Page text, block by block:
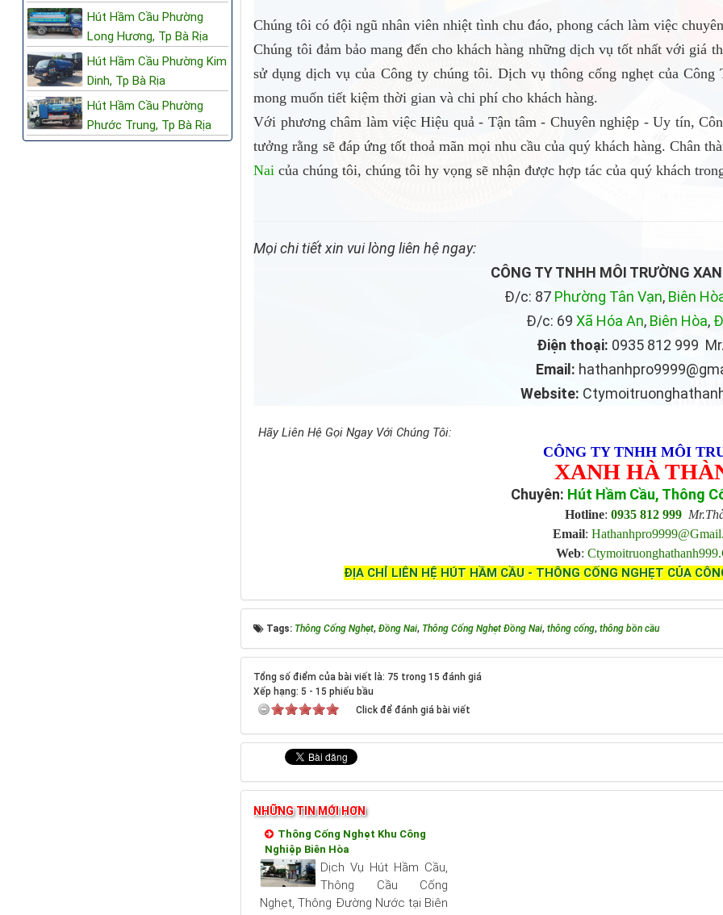
Chúng tôi có đội ngũ nhân viên nhiệt tình chu đáo, phong cách làm việc
Chúng tôi đảm bảo mang đến cho khách hàng những dịch vụ tốt nhất với giá
sử dụng dịch vụ của Công ty chúng tôi. Dịch vụ thông cống nghẹt của
mong muốn tiết kiệm thời gian và chi phí cho khách hàng.
Với phương châm làm việc Hiệu quả - Tận tâm - Chuyên nghiệp - Uy tín,
tưởng rằng sẽ đáp ứng tốt thoả mãn mọi nhu cầu của quý khách hàng. Chân
Nai của chúng tôi, chúng tôi hy vọng sẽ nhận được hợp tác của quý khách
Mọi chi tiết xin vui lòng liên hệ ngay:
CÔNG TY TNHH MÔI TRƯỜNG
Đ/c: 87 Phường Tân Vạn, Biên
Đ/c: 69Xã Hóa An, Biên Hòa,
Điện thoại: 0935 812 999
Email:
Website:
Hãy Liên Hệ Gọi Ngay Với Chúng Tôi:
CÔNG TY TNHH MÔI
XANH HÀ
Chuyên: Hút Hầm Cầu, Thông
Hotline: 0935 812 999
Email:
Web:
ĐỊA CHỈ LIÊN HỆ HÚT HẦM CẦU - THÔNG CỐNG NGHẸT CỦA
Tags: Thông Cống Nghẹt,Đồng Nai, Thông Cống Nghẹt Đồng Nai,thông cống,thông bồn cầu
Tổng số điểm của bài viết là: 75 trong 15 đánh giá
Xếp hạng:5 -15 phiếu bầu
Click để đánh giá bài viết
NHỮNG TIN MỚI HƠN
Thông Cống Nghẹt Khu Công
Nghiệp Biên Hòa
Dịch Vụ Hút Hầm Cầu,
Thông Cầu Cống
Nghẹt, Thông Đường Nước tại Biên
Hút Hầm Cầu Phường
Long Hương, Tp Bà Rịa
Hút Hầm Cầu Phường Kim
Dinh, Tp Bà Rịa
Hút Hầm Cầu Phường
Phước Trung, Tp Bà Rịa